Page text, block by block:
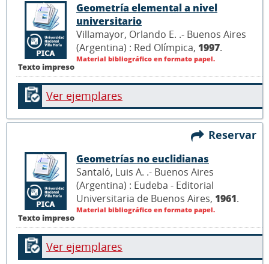
Texto impreso
Geometría elemental a nivel
universitario
Villamayor, Orlando E. .- Buenos Aires
(Argentina) : Red Olímpica, 1997.
Material bibliográfico en formato papel.
Ver ejemplares
Reservar
Texto impreso
Geometrías no euclidianas
Santaló, Luis A. .- Buenos Aires
(Argentina) : Eudeba - Editorial
Universitaria de Buenos Aires, 1961.
Material bibliográfico en formato papel.
Ver ejemplares